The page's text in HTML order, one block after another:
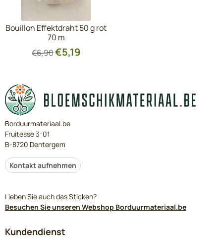
Bouillon Effektdraht 50 g rot
70 m
€6,90€5,19
Borduurmateriaal.be
Fruitesse 3-01
B-8720 Dentergem
Kontakt aufnehmen
Lieben Sie auch das Sticken?
Besuchen Sie unseren Webshop Borduurmateriaal.be
Kundendienst